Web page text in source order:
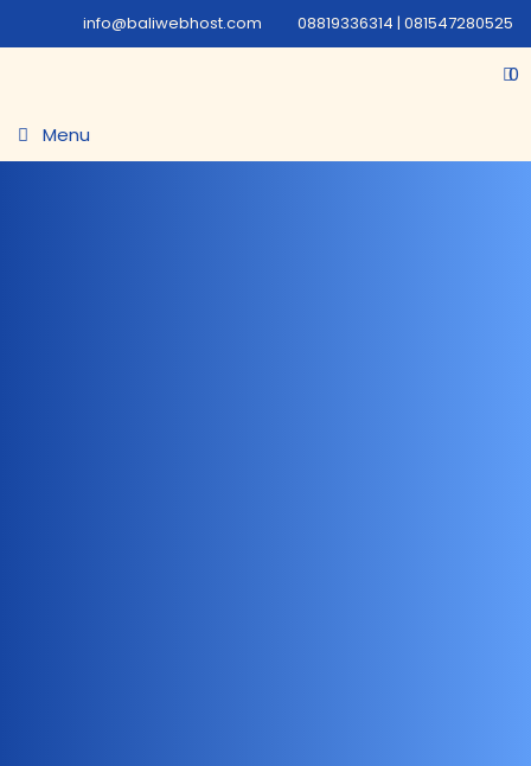
info@baliwebhost.com 08819336314 | 081547280525
0
Menu